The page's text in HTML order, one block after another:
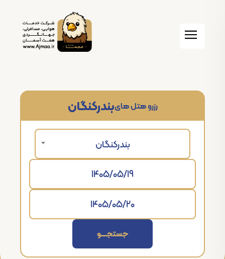
بندرکنگانرزرو هتل های
بندرکنگان
جستجــــــو